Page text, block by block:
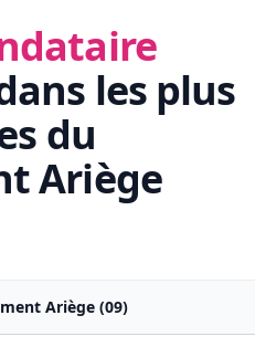
les plus
du
Ariège
Ariège (09)